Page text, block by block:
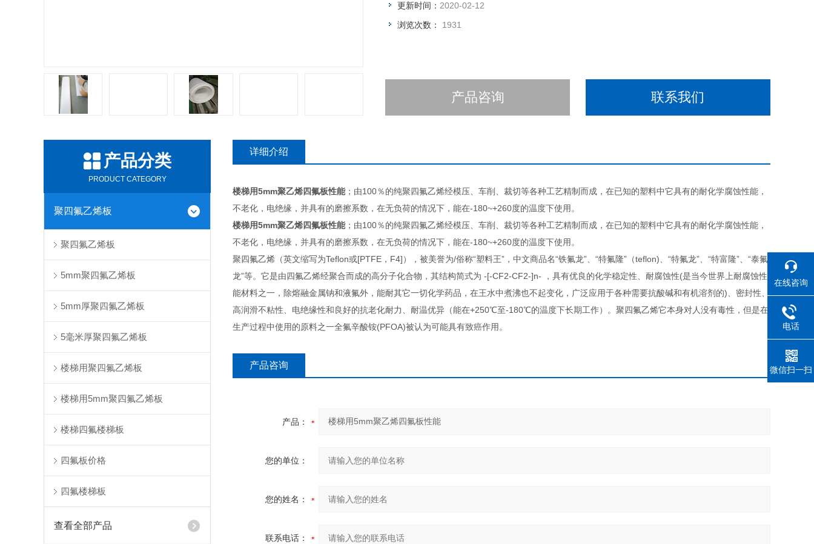
更新时间： 2020-02-12
浏览次数： 1931
产品咨询 联系我们
产品分类
PRODUCT CATEGORY
聚四氟乙烯板
聚四氟乙烯板
5mm聚四氟乙烯板
5mm厚聚四氟乙烯板
5毫米厚聚四氟乙烯板
楼梯用聚四氟乙烯板
楼梯用5mm聚四氟乙烯板
楼梯四氟楼梯板
四氟板价格
四氟楼梯板
查看全部产品
详细介绍
楼梯用5mm聚乙烯四氟板性能；由100％的纯聚四氟乙烯经模压、车削、裁切等各种工艺精制而成，在已知的塑料中它具有的耐化学腐蚀性能，
不老化，电绝缘，并具有的磨擦系数，在无负荷的情况下，能在-180~+260度的温度下使用。
楼梯用5mm聚乙烯四氟板性能；由100％的纯聚四氟乙烯经模压、车削、裁切等各种工艺精制而成，在已知的塑料中它具有的耐化学腐蚀性能，
不老化，电绝缘，并具有的磨擦系数，在无负荷的情况下，能在-180~+260度的温度下使用。
聚四氟乙烯（英文缩写为Teflon或[PTFE，F4]），被美誉为/俗称“塑料王”，中文商品名“铁氟龙”、“特氟隆”（teflon)、“特氟龙”、“特富隆”、“泰氟
龙”等。它是由四氟乙烯经聚合而成的高分子化合物，其结构简式为 -[-CF2-CF2-]n- ，具有优良的化学稳定性、耐腐蚀性(是当今世界上耐腐蚀性
能材料之一，除熔融金属钠和液氟外，能耐其它一切化学药品，在王水中煮沸也不起变化，广泛应用于各种需要抗酸碱和有机溶剂的)、密封性、
高润滑不粘性、电绝缘性和良好的抗老化耐力、耐温优异（能在+250℃至-180℃的温度下长期工作）。聚四氟乙烯它本身对人没有毒性，但是在
生产过程中使用的原料之一全氟辛酸铵(PFOA)被认为可能具有致癌作用。
产品咨询
产品：
您的单位：
您的姓名：
联系电话：
在线咨询
电话
微信扫一扫